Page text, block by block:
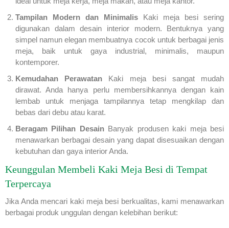
Tampilan Modern dan Minimalis Kaki meja besi sering
digunakan dalam desain interior modern. Bentuknya yang
simpel namun elegan membuatnya cocok untuk berbagai jenis
meja, baik untuk gaya industrial, minimalis, maupun
kontemporer.
Kemudahan Perawatan Kaki meja besi sangat mudah
dirawat. Anda hanya perlu membersihkannya dengan kain
lembab untuk menjaga tampilannya tetap mengkilap dan
bebas dari debu atau karat.
Beragam Pilihan DesainBanyak produsen kaki meja besi
menawarkan berbagai desain yang dapat disesuaikan dengan
kebutuhan dan gaya interior Anda.
Keunggulan Membeli Kaki Meja Besi di Tempat
Terpercaya
Jika Anda mencari kaki meja besi berkualitas, kami menawarkan
berbagai produk unggulan dengan kelebihan berikut: